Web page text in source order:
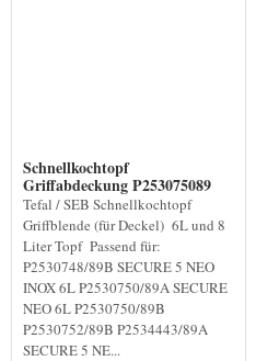
Schnellkochtopf
Griffabdeckung P253075089
Tefal / SEB Schnellkochtopf
Griffblende (für Deckel) 6L und 8
Liter Topf Passend für:
P2530748/89B SECURE 5 NEO
INOX 6L P2530750/89A SECURE
NEO 6L P2530750/89B
P2530752/89B P2534443/89A
SECURE 5 NE...